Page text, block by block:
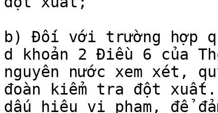
b) Đối với trường hợp
d khoản 2 Điều 6 của
nguyên nước xem xét,
đoàn kiểm tra đột xuất.
dấu hiệu vi phạm, để